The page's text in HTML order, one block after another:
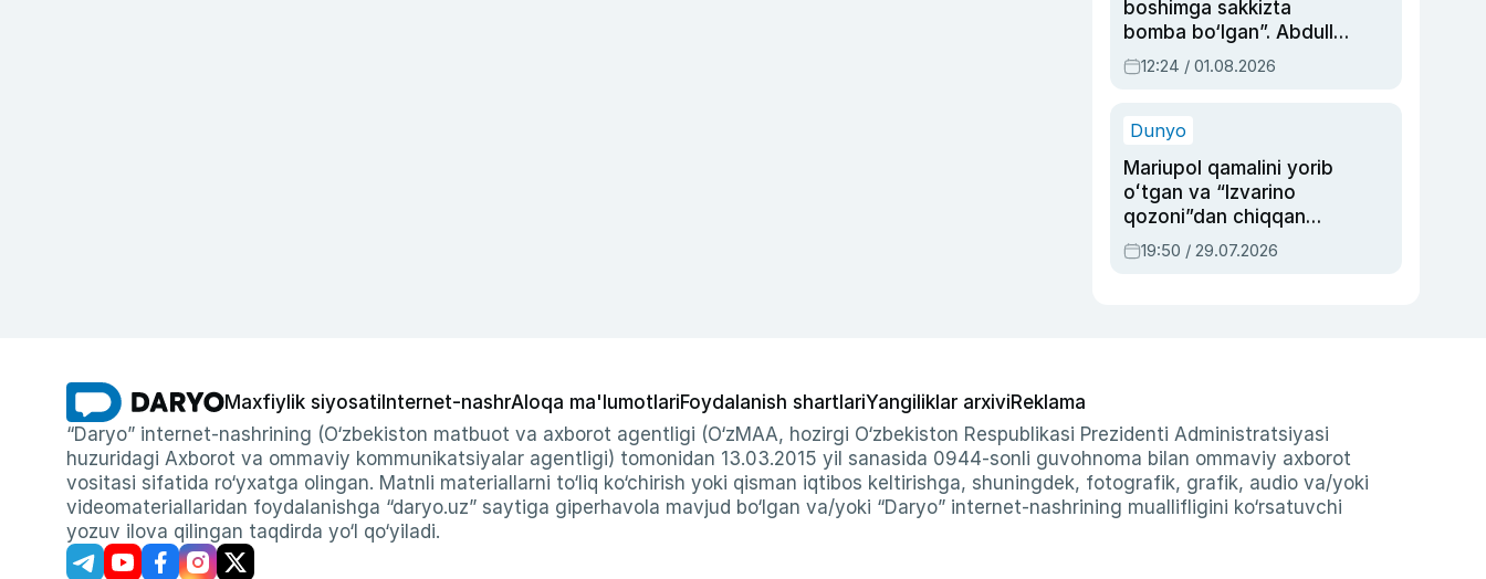
boshimga sakkizta
bomba bo‘lgan”. Abdulla
Oripovni siyosiy
ayblovlardan asrab
12:24 / 01.08.2026
Dunyo
Mariupol qamalini yorib
oʻtgan va “Izvarino
qozoni”dan chiqqan
qahramon — Ukraina
armiyasi bosh
19:50 / 29.07.2026
Maxfiylik siyosati Internet-nashrAloqa ma'lumotlariFoydalanish shartlariYangiliklar arxiviReklama
“Daryo” internet-nashrining (O‘zbekiston matbuot va axborot agentligi (O‘zMAA, hozirgi O‘zbekiston Respublikasi Prezidenti Administratsiyasi
huzuridagi Axborot va ommaviy kommunikatsiyalar agentligi) tomonidan 13.03.2015 yil sanasida 0944-sonli guvohnoma bilan ommaviy axborot
vositasi sifatida ro‘yxatga olingan. Matnli materiallarni to‘liq ko‘chirish yoki qisman iqtibos keltirishga, shuningdek, fotografik, grafik, audio va/yoki
videomateriallaridan foydalanishga “daryo.uz” saytiga giperhavola mavjud bo‘lgan va/yoki “Daryo” internet-nashrining muallifligini ko‘rsatuvchi
yozuv ilova qilingan taqdirda yo‘l qo‘yiladi.